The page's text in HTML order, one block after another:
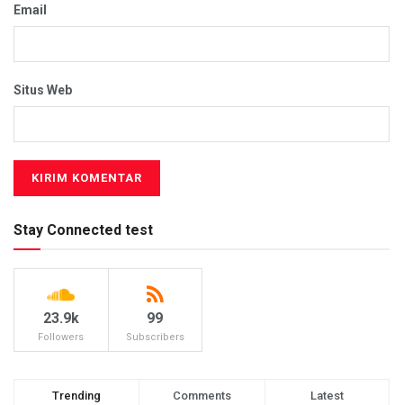
Email
Situs Web
Stay Connected test
23.9k
Followers
99
Subscribers
Trending Comments Latest